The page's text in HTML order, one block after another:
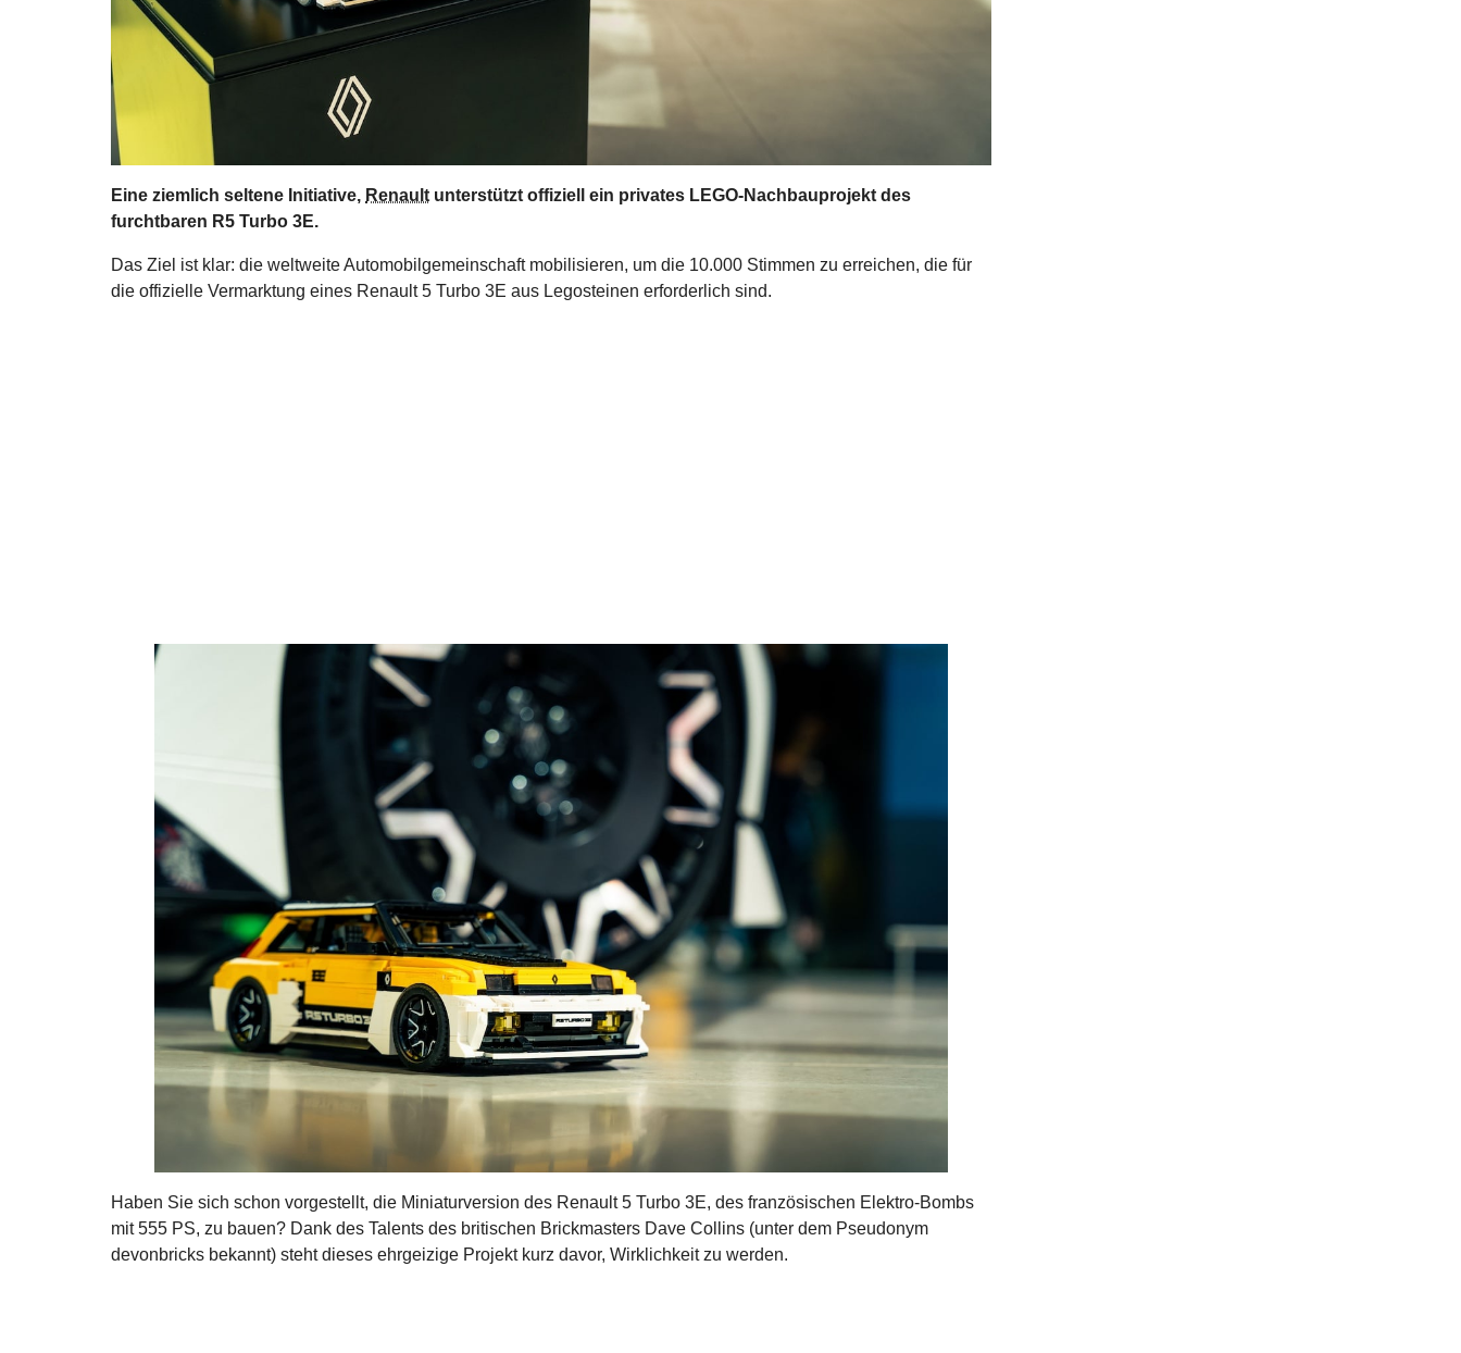
Eine ziemlich seltene Initiative, Renault unterstützt offiziell ein privates LEGO-Nachbauprojekt des
furchtbaren R5 Turbo 3E.
Das Ziel ist klar: die weltweite Automobilgemeinschaft mobilisieren, um die 10.000 Stimmen zu erreichen, die für
die offizielle Vermarktung eines Renault 5 Turbo 3E aus Legosteinen erforderlich sind.
Haben Sie sich schon vorgestellt, die Miniaturversion des Renault 5 Turbo 3E, des französischen Elektro-Bombs
mit 555 PS, zu bauen? Dank des Talents des britischen Brickmasters Dave Collins (unter dem Pseudonym
devonbricks bekannt) steht dieses ehrgeizige Projekt kurz davor, Wirklichkeit zu werden.